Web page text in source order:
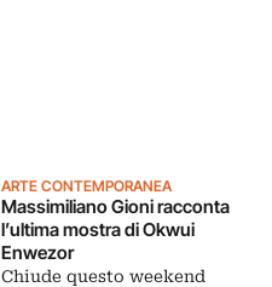
ARTE CONTEMPORANEA
Massimiliano Gioni racconta
l’ultima mostra di Okwui
Enwezor
Chiude questo weekend